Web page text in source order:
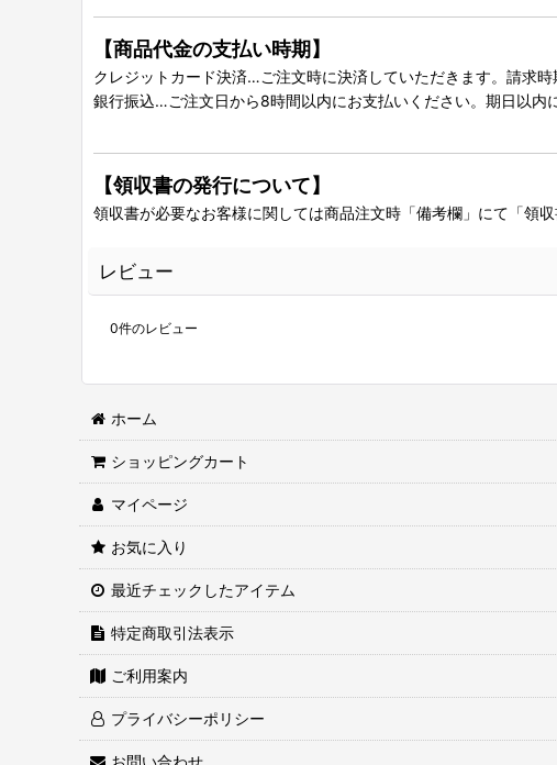
【商品代金の支払い時期】
クレジットカード決済…ご注文時に決済していただきます。請求時
銀行振込…ご注文日から8時間以内にお支払いください。期日以内
【領収書の発行について】
領収書が必要なお客様に関しては商品注文時「備考欄」にて「領収
レビュー
0件のレビュー
ホーム
ショッピングカート
マイページ
お気に入り
最近チェックしたアイテム
特定商取引法表示
ご利用案内
プライバシーポリシー